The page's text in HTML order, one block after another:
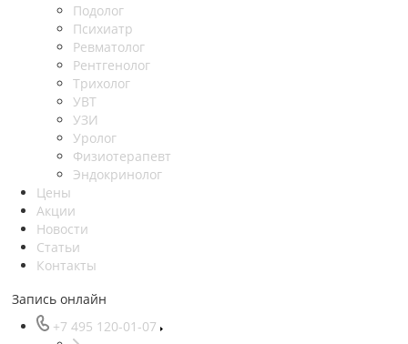
Подолог
Психиатр
Ревматолог
Рентгенолог
Трихолог
УВТ
УЗИ
Уролог
Физиотерапевт
Эндокринолог
Цены
Акции
Новости
Статьи
Контакты
Запись онлайн
+7 495 120-01-07